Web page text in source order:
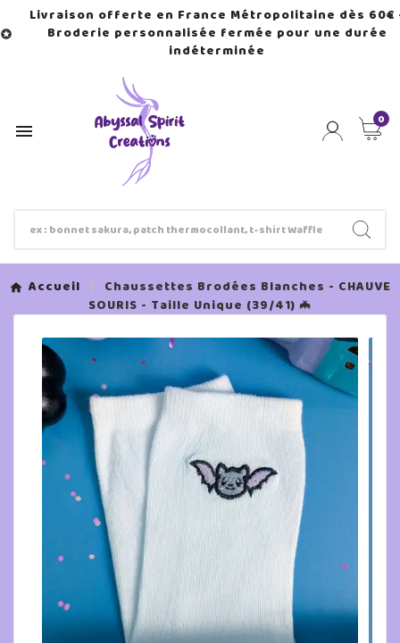

Livraison offerte en France Métropolitaine dès 60€
Broderie personnalisée fermée pour une durée
indéterminée

0
Accueil
Chaussettes Brodées Blanches - CHAUVE
SOURIS - Taille Unique (39/41) 🦇